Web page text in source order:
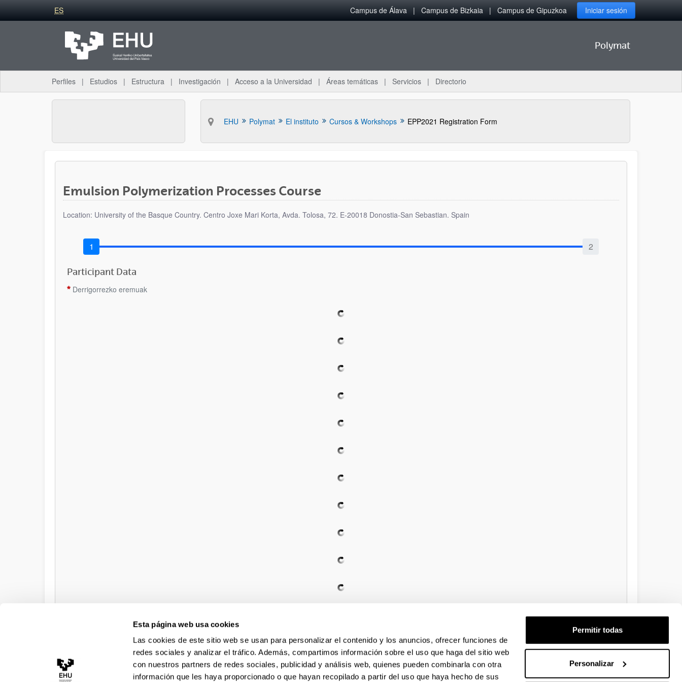
Esta página web usa cookies
Las cookies de este sitio web se usan para personalizar el contenido y los anuncios, ofrecer funciones de
redes sociales y analizar el tráfico. Además, compartimos información sobre el uso que haga del sitio web
con nuestros partners de redes sociales, publicidad y análisis web, quienes pueden combinarla con otra
información que les haya proporcionado o que hayan recopilado a partir del uso que haya hecho de sus
Permitir todas
Personalizar
Saltar al contenido principal
seleccionado
ES Campus de Álava Campus de Bizkaia Campus de Gipuzkoa Iniciar sesión
Polymat
Perfiles Estudios Estructura Investigación Acceso a la Universidad Áreas temáticas Servicios Directorio
EHU Polymat El instituto Cursos & Workshops EPP2021 Registration Form
Emulsion Polymerization Processes Course
Location: University of the Basque Country. Centro Joxe Mari Korta, Avda. Tolosa, 72. E-20018 Donostia-San Sebastian. Spain
Participant Data
Derrigorrezko eremuak